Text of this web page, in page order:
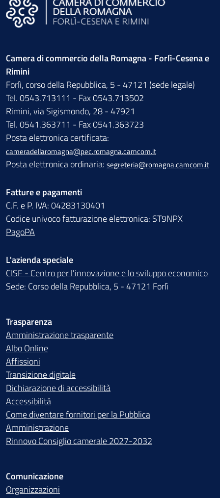
Camera di commercio della Romagna - Forlì-Cesena e
Rimini
Forlì, corso della Repubblica, 5 - 47121 (sede legale)
Tel. 0543.713111 - Fax 0543.713502
Rimini, via Sigismondo, 28 - 47921
Tel. 0541.363711 - Fax 0541.363723
Posta elettronica certificata:
cameradellaromagna@pec.romagna.camcom.it
Posta elettronica ordinaria: segreteria@romagna.camcom.it
Fatture e pagamenti
C.F. e P. IVA: 04283130401
Codice univoco fatturazione elettronica: ST9NPX
PagoPA
L'azienda speciale
CISE - Centro per l'innovazione e lo sviluppo economico
Sede: Corso della Repubblica, 5 - 47121 Forlì
Trasparenza
Amministrazione trasparente
Albo Online
Affissioni
Transizione digitale
Dichiarazione di accessibilità
Accessibilità
Come diventare fornitori per la Pubblica
Amministrazione
Rinnovo Consiglio camerale 2027-2032
Comunicazione
Organizzazioni